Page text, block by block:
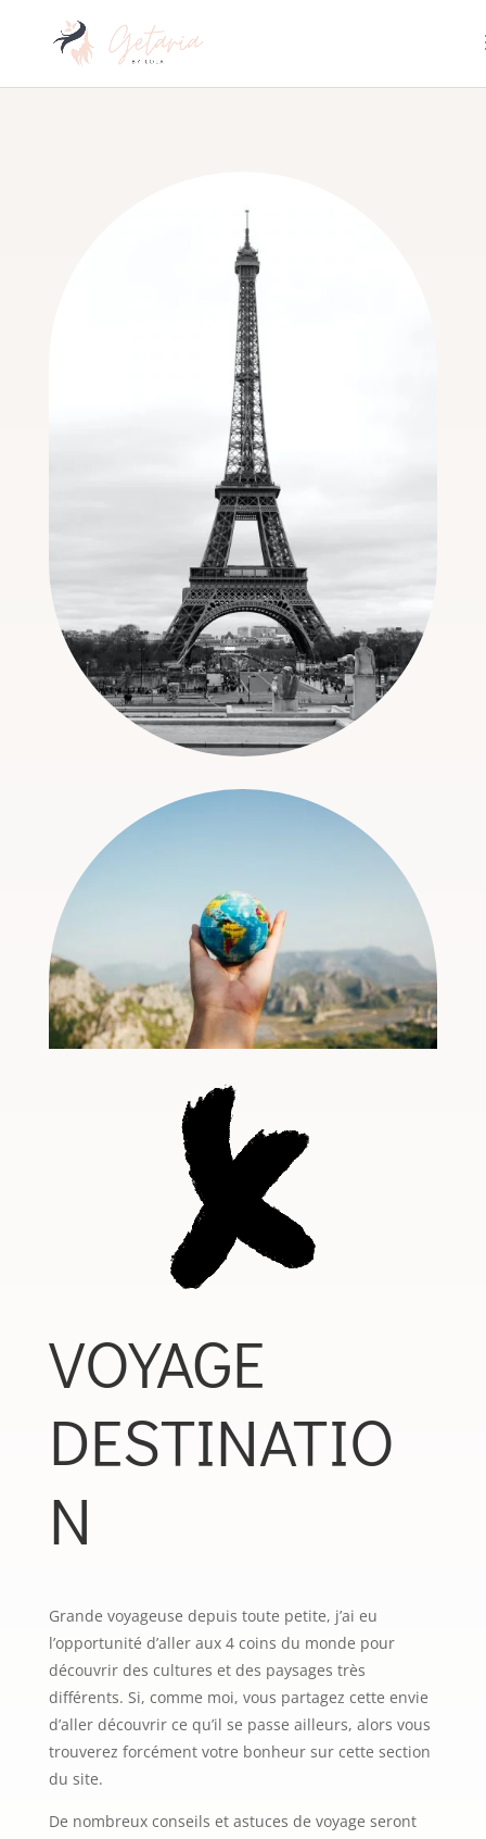
VOYAGE
DESTINATIO
N
Grande voyageuse depuis toute petite, j’ai eu
l’opportunité d’aller aux 4 coins du monde pour
découvrir des cultures et des paysages très
différents. Si, comme moi, vous partagez cette envie
d’aller découvrir ce qu’il se passe ailleurs, alors vous
trouverez forcément votre bonheur sur cette section
du site.
De nombreux conseils et astuces de voyage seront